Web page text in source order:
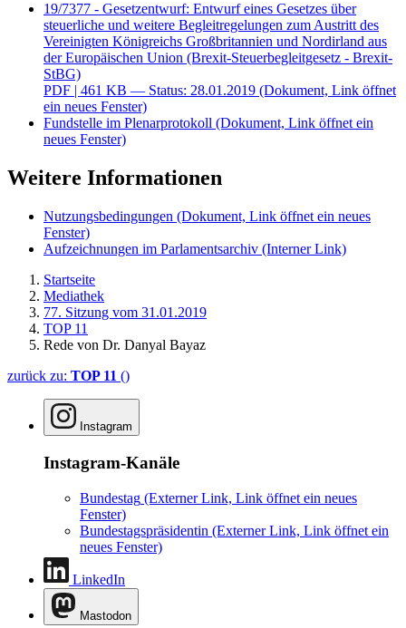
19/7377 - Gesetzentwurf: Entwurf eines Gesetzes über
steuerliche und weitere Begleitregelungen zum Austritt des
Vereinigten Königreichs Großbritannien und Nordirland aus
der Europäischen Union (Brexit-Steuerbegleitgesetz - Brexit-
StBG)
PDF | 461 KB — Status: 28.01.2019 (Dokument, Link öffnet
ein neues Fenster)
Fundstelle im Plenarprotokoll (Dokument, Link öffnet ein
neues Fenster)
Weitere Informationen
Nutzungsbedingungen (Dokument, Link öffnet ein neues
Fenster)
Aufzeichnungen im Parlamentsarchiv (Interner Link)
Startseite
Mediathek
77. Sitzung vom 31.01.2019
TOP 11
Rede von Dr. Danyal Bayaz
zurück zu: TOP 11 ()
Instagram
Instagram-Kanäle
Bundestag (Externer Link, Link öffnet ein neues
Fenster)
Bundestagspräsidentin (Externer Link, Link öffnet ein
neues Fenster)
LinkedIn
Mastodon